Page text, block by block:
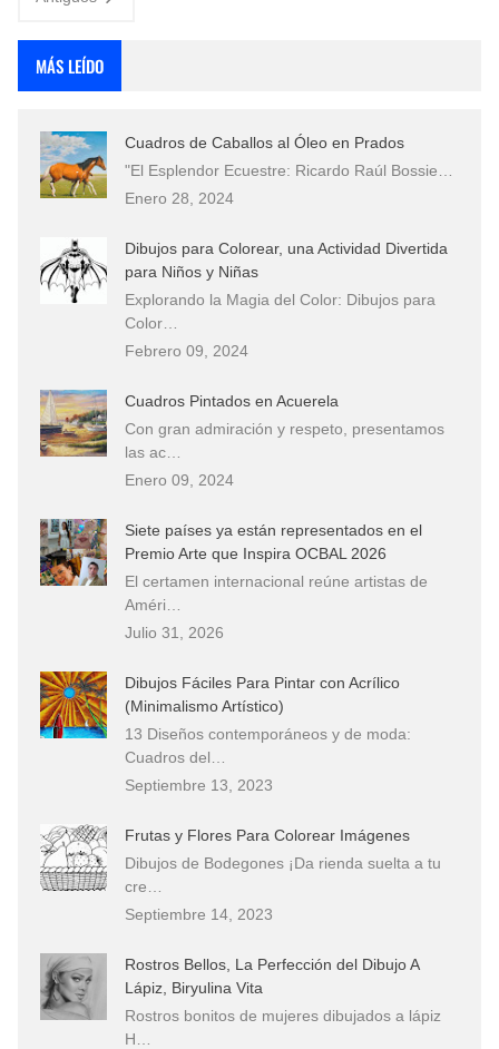
MÁS LEÍDO
Cuadros de Caballos al Óleo en Prados
"El Esplendor Ecuestre: Ricardo Raúl Bossie…
Enero 28, 2024
Dibujos para Colorear, una Actividad Divertida
para Niños y Niñas
Explorando la Magia del Color: Dibujos para
Color…
Febrero 09, 2024
Cuadros Pintados en Acuerela
Con gran admiración y respeto, presentamos
las ac…
Enero 09, 2024
Siete países ya están representados en el
Premio Arte que Inspira OCBAL 2026
El certamen internacional reúne artistas de
Améri…
Julio 31, 2026
Dibujos Fáciles Para Pintar con Acrílico
(Minimalismo Artístico)
13 Diseños contemporáneos y de moda:
Cuadros del…
Septiembre 13, 2023
Frutas y Flores Para Colorear Imágenes
Dibujos de Bodegones ¡Da rienda suelta a tu
cre…
Septiembre 14, 2023
Rostros Bellos, La Perfección del Dibujo A
Lápiz, Biryulina Vita
Rostros bonitos de mujeres dibujados a lápiz
H…